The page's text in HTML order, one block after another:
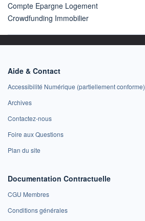
Compte Epargne Logement
Crowdfunding Immobilier
Aide & Contact
Accessibilité Numérique (partiellement conforme)
Archives
Contactez-nous
Foire aux Questions
Plan du site
Documentation Contractuelle
CGU Membres
Conditions générales